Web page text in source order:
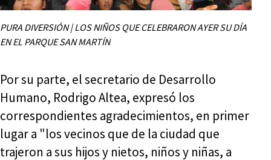
PURA DIVERSIÓN | LOS NIÑOS QUE CELEBRARON AYER SU DÍA
EN EL PARQUE SAN MARTÍN
Por su parte, el secretario de Desarrollo
Humano, Rodrigo Altea, expresó los
correspondientes agradecimientos, en primer
lugar a "los vecinos que de la ciudad que
trajeron a sus hijos y nietos, niños y niñas, a